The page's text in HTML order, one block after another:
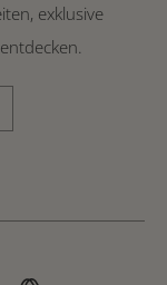
exklusive